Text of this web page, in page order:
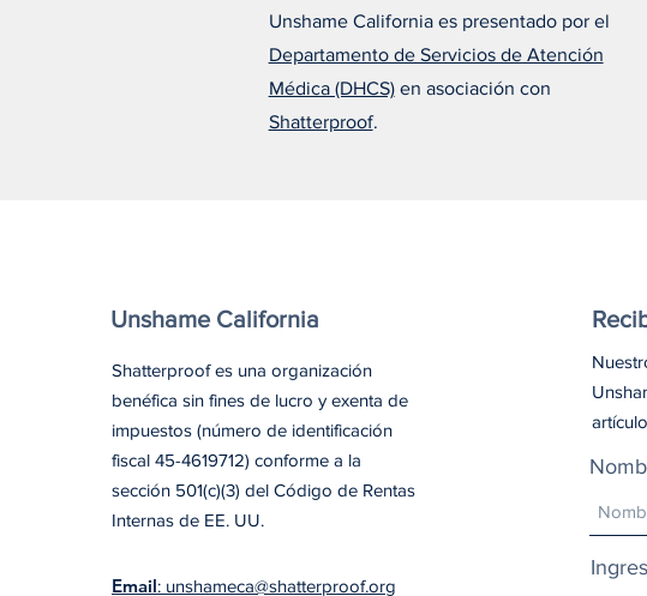
Unshame California es presentado por el
Departamento de Servicios de Atención
Médica (DHCS)en asociación con
Shatterproof.
Unshame California
Shatterproof es una organización
benéfica sin fines de lucro y exenta de
impuestos (número de identificación
fiscal 45-4619712) conforme a la
sección 501(c)(3) del Código de Rentas
Internas de EE. UU.
Email: unshameca@shatterproof.org